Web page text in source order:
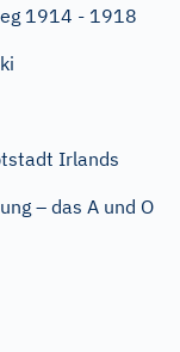
1914 - 1918
Irlands
– das A und O